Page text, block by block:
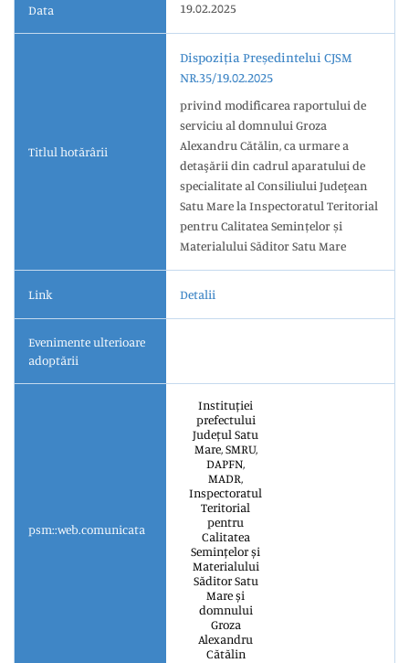
Data 19.02.2025
Titlul hotărârii
Dispoziția Președintelui CJSM
NR.35/19.02.2025
privind modificarea raportului de
serviciu al domnului Groza
Alexandru Cătălin, ca urmare a
detaşării din cadrul aparatului de
specialitate al Consiliului Judeţean
Satu Mare la Inspectoratul Teritorial
pentru Calitatea Semințelor și
Materialului Săditor Satu Mare
Link Detalii
Evenimente ulterioare
adoptării
psm::web.comunicata
Instituției
prefectului
Județul Satu
Mare, SMRU,
DAPFN,
MADR,
Inspectoratul
Teritorial
pentru
Calitatea
Semințelor și
Materialului
Săditor Satu
Mare și
domnului
Groza
Alexandru
Cătălin